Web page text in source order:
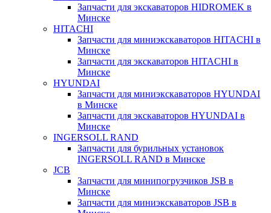
Запчасти для экскаваторов HIDROMEK в
Минске
HITACHI
Запчасти для миниэкскаваторов HITACHI в
Минске
Запчасти для экскаваторов HITACHI в
Минске
HYUNDAI
Запчасти для миниэкскаваторов HYUNDAI
в Минске
Запчасти для экскаваторов HYUNDAI в
Минске
INGERSOLL RAND
Запчасти для бурильных установок
INGERSOLL RAND в Минске
JCB
Запчасти для минипогрузчиков JSB в
Минске
Запчасти для миниэкскаваторов JSB в